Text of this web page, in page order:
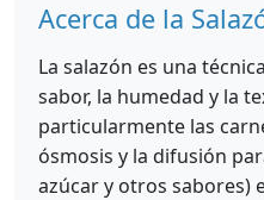
Acerca de la
La salazón es una
sabor, la humedad y la
particularmente las
ósmosis y la difusión
azúcar y otros sabores)